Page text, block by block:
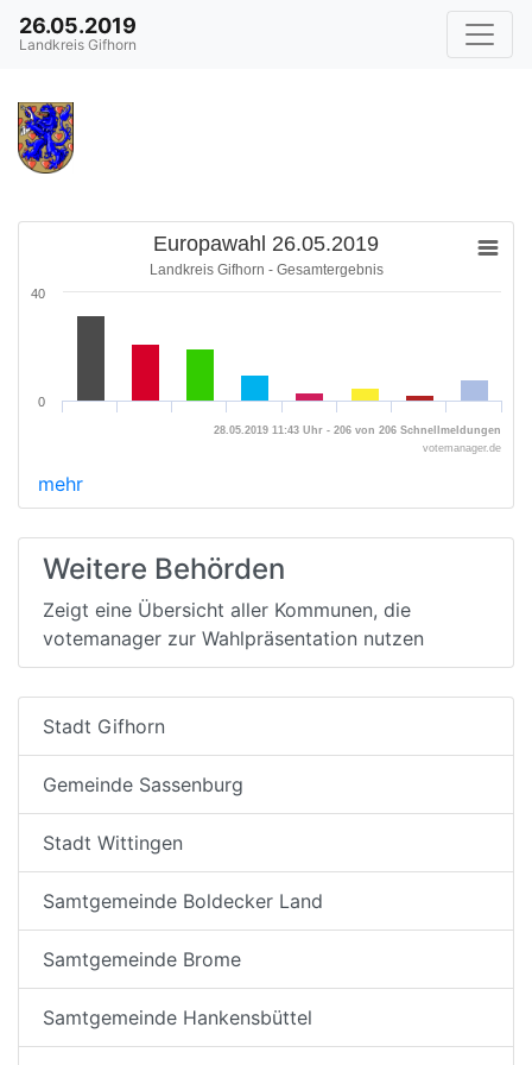
26.05.2019
Landkreis Gifhorn
Europawahl 26.05.2019
Landkreis Gifhorn - Gesamtergebnis
0
40
28.05.2019 11:43 Uhr - 206 von 206 Schnellmeldungen
votemanager.de
mehr
Weitere Behörden
Zeigt eine Übersicht aller Kommunen, die
votemanager zur Wahlpräsentation nutzen
Stadt Gifhorn
Gemeinde Sassenburg
Stadt Wittingen
Samtgemeinde Boldecker Land
Samtgemeinde Brome
Samtgemeinde Hankensbüttel